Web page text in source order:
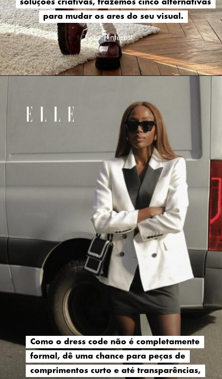
soluções criativas, trazemos cinco alternativas
para mudar os ares do seu visual.
soluções criativas, trazemos cinco alternativas
para mudar os ares do seu visual.
Foto: Pinterest
Como o dress code não é completamente
formal, dê uma chance para peças de
comprimentos curto e até transparências,
Como o dress code não é completamente
formal, dê uma chance para peças de
comprimentos curto e até transparências,